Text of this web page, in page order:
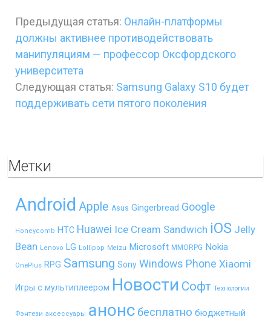
Предыдущая статья: Онлайн-платформы
должны активнее противодействовать
манипуляциям — профессор Оксфордского
университета
Следующая статья: Samsung Galaxy S10 будет
поддерживать сети пятого поколения
Метки
Android Apple Asus Gingerbread Google
Honeycomb HTC Huawei Ice Cream Sandwich iOS Jelly
Bean Lenovo LG Lollipop Meizu Microsoft MMORPG Nokia
OnePlus RPG Samsung Sony Windows Phone Xiaomi
Игры с мультиплеером Новости Софт Технологии
Фэнтези аксессуары анонс бесплатно бюджетный